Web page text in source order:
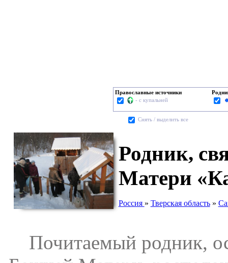
Православные источники
- с купальней
Cнять / выделить все
Родник,
Матери
Россия » Тверская область»
Почитаемый родник,